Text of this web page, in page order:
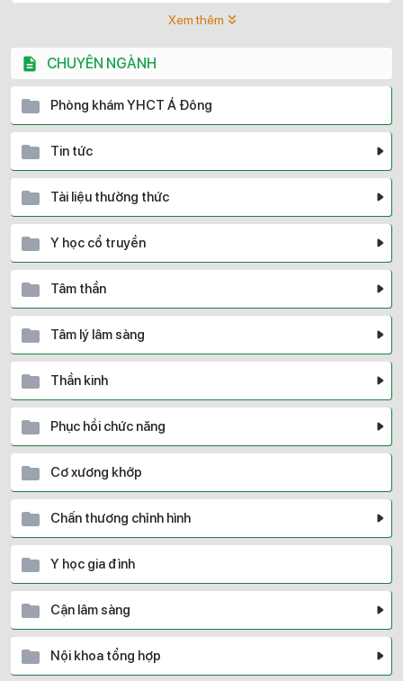
Xem thêm
CHUYÊN NGÀNH
Phòng khám YHCT Á Đông
Tin tức
Tài liệu thường thức
Y học cổ truyền
Tâm thần
Tâm lý lâm sàng
Thần kinh
Phục hồi chức năng
Cơ xương khớp
Chấn thương chỉnh hình
Y học gia đình
Cận lâm sàng
Nội khoa tổng hợp